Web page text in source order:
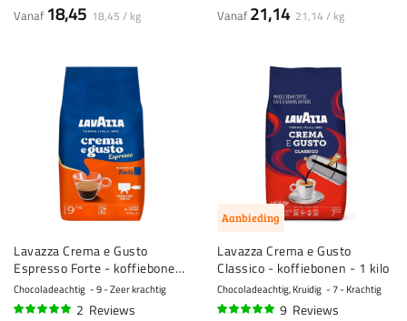
Vanaf 18,45 18,45 / kg Vanaf 21,14 21,14 / kg
Lavazza Crema e Gusto
Espresso Forte - koffiebonen
- 1 kilo
Chocoladeachtig 9 - Zeer krachtig
2 Reviews
Aanbieding
Lavazza Crema e Gusto
Classico - koffiebonen - 1 kilo
Chocoladeachtig, Kruidig 7 - Krachtig
9 Reviews